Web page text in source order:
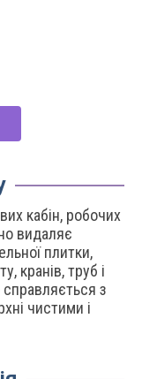
кабін, робочих
видаляє
плитки,
кранів, труб і
з
чистими і